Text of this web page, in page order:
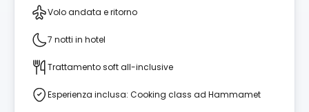
Volo andata e ritorno
7 notti in hotel
Trattamento soft all-inclusive
Esperienza inclusa: Cooking class ad Hammamet